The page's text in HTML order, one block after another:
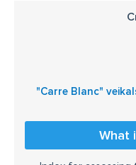
"Carre Blanc"
What